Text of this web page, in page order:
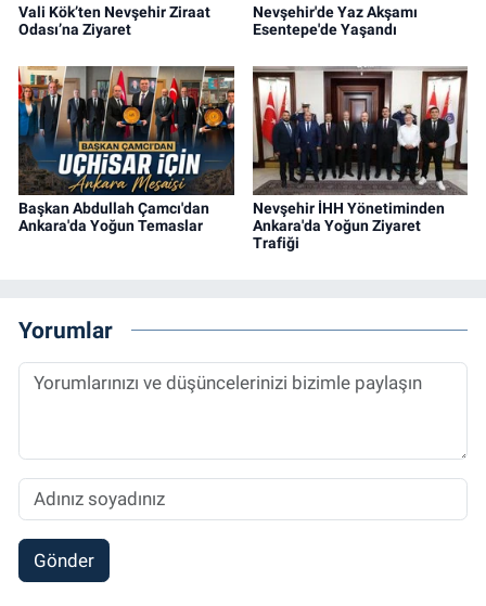
Vali Kök’ten Nevşehir Ziraat
Odası’na Ziyaret
Nevşehir'de Yaz Akşamı
Esentepe'de Yaşandı
Başkan Abdullah Çamcı'dan
Ankara'da Yoğun Temaslar
Nevşehir İHH Yönetiminden
Ankara'da Yoğun Ziyaret
Trafiği
Yorumlar
Gönder